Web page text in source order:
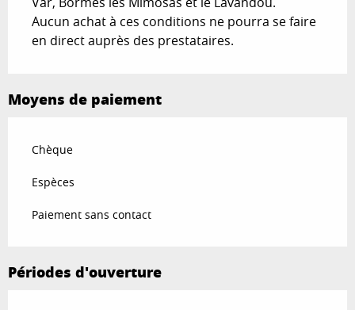
Aucun achat à ces conditions ne pourra se faire
en direct auprès des prestataires.
Moyens de paiement
Chèque
Espèces
Paiement sans contact
Périodes d'ouverture